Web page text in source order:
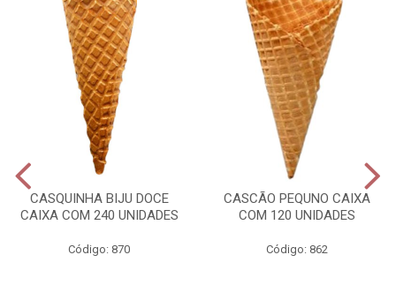
CASQUINHA BIJU DOCE
CAIXA COM 240 UNIDADES
Código: 870
CASCÃO PEQUNO CAIXA
COM 120 UNIDADES
Código: 862